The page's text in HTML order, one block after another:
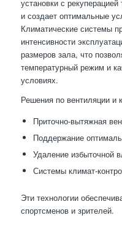
установки с
и создает оптимальные
Климатические системы
интенсивности
размеров зала, что
температурный режим и
условиях.
Решения по вентиляции и
Приточно-вытяжная
Поддержание
Удаление избыточной
Системы климат-
Эти технологии
спортсменов и зрителей.